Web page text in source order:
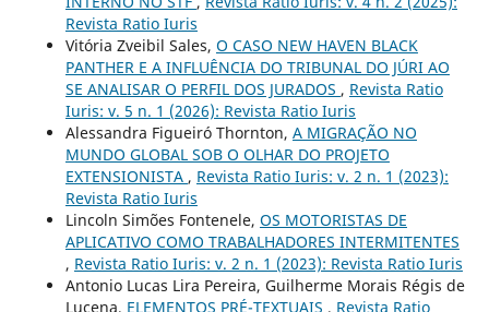
Revista Ratio Iuris
Vitória Zveibil Sales, O CASO NEW HAVEN BLACK
PANTHER E A INFLUÊNCIA DO TRIBUNAL DO JÚRI AO
SE ANALISAR O PERFIL DOS JURADOS , Revista Ratio
Iuris: v. 5 n. 1 (2026): Revista Ratio Iuris
Alessandra Figueiró Thornton, A MIGRAÇÃO NO
MUNDO GLOBAL SOB O OLHAR DO PROJETO
EXTENSIONISTA , Revista Ratio Iuris: v. 2 n. 1 (2023):
Revista Ratio Iuris
Lincoln Simões Fontenele, OS MOTORISTAS DE
APLICATIVO COMO TRABALHADORES INTERMITENTES
, Revista Ratio Iuris: v. 2 n. 1 (2023): Revista Ratio Iuris
Antonio Lucas Lira Pereira, Guilherme Morais Régis de
Lucena, ELEMENTOS PRÉ-TEXTUAIS , Revista Ratio